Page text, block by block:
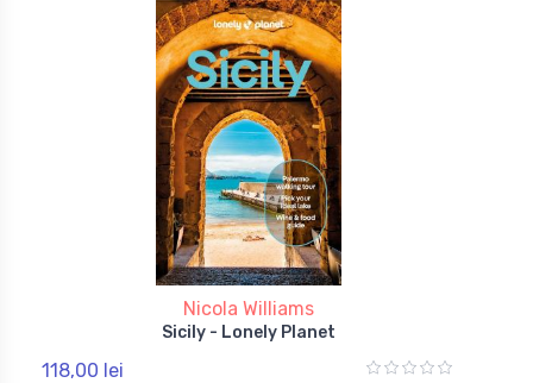
Nicola Williams
Sicily - Lonely Planet
118,00 lei